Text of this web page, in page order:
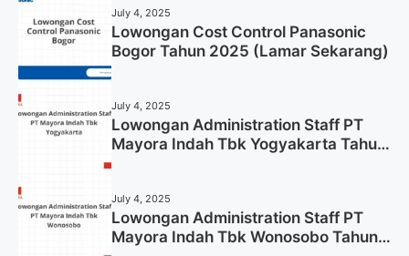
July 4, 2025
Lowongan Cost Control Panasonic
Bogor Tahun 2025 (Lamar Sekarang)
July 4, 2025
Lowongan Administration Staff PT
Mayora Indah Tbk Yogyakarta Tahun
July 4, 2025
Lowongan Administration Staff PT
Mayora Indah Tbk Wonosobo Tahun